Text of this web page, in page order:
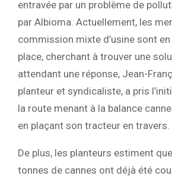
entravée par un problème de
par Albioma. Actuellement, les
commission mixte d’usine sont
place, cherchant à trouver une
attendant une réponse, Jean-
planteur et syndicaliste, a pris
la route menant à la balance
en plaçant son tracteur en travers.
De plus, les planteurs estiment
tonnes de cannes ont déjà été